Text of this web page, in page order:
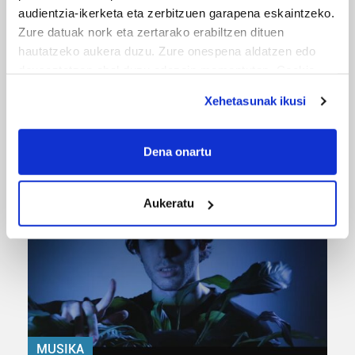
audientzia-ikerketa eta zerbitzuen garapena eskaintzeko.
Zure datuak nork eta zertarako erabiltzen dituen
hautatzeko aukera duzu. Zure onespena aldatzen edo
If you allow, we would also like to:
Collect information about your geographical
Identify your device by actively scanning it for
specific characteristics (fingerprinting)
Find out more about how your personal data is processed
and set your preferences in thedetails section.
Guk eta gure bazkideek zure datu pertsonalak
prozesatzen ditugu, zure IP zenbakia, besteak beste,
teknologia erabiliz, cookieak adibidez, iragarki eta eduki
Xehetasunak ikusi
Dena onartu
Aukeratu
MUSIKA